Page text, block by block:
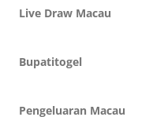
Live Draw Macau
Bupatitogel
Pengeluaran Macau